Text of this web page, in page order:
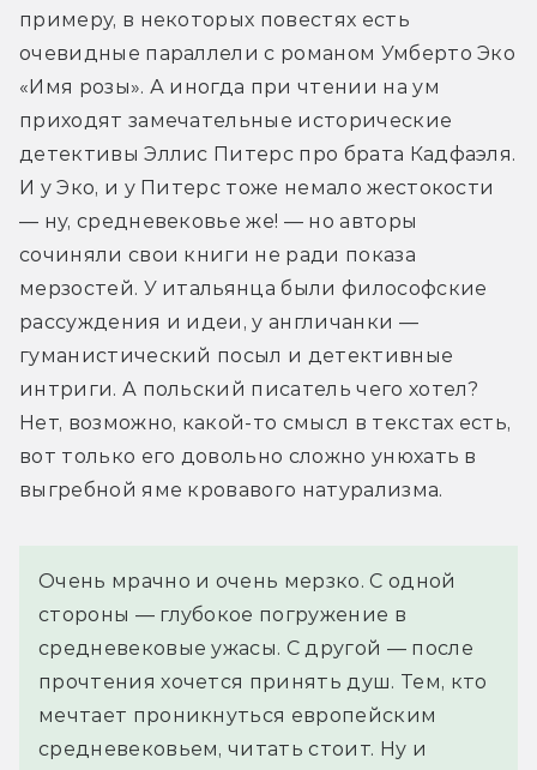
примеру, в некоторых повестях есть
очевидные параллели с романом Умберто Эко
«Имя розы». А иногда при чтении на ум
приходят замечательные исторические
детективы Эллис Питерс про брата Кадфаэля.
И у Эко, и у Питерс тоже немало жестокости
— ну, средневековье же! — но авторы
сочиняли свои книги не ради показа
мерзостей. У итальянца были философские
рассуждения и идеи, у англичанки —
гуманистический посыл и детективные
интриги. А польский писатель чего хотел?
Нет, возможно, какой-то смысл в текстах есть,
вот только его довольно сложно унюхать в
выгребной яме кровавого натурализма.
Очень мрачно и очень мерзко. С одной
стороны — глубокое погружение в
средневековые ужасы. С другой — после
прочтения хочется принять душ. Тем, кто
мечтает проникнуться европейским
средневековьем, читать стоит. Ну и